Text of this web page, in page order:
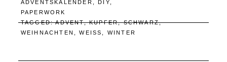
ADVENTSKALENDER , DIY,
PAPERWORK
TAGGED:ADVENT,KUPFER,SCHWARZ,
WEIHNACHTEN ,WEISS , WINTER